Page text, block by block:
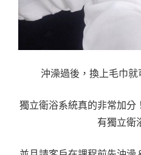
沖澡過後，換上毛巾
獨立衛浴系統真的非常加分
有獨立衛